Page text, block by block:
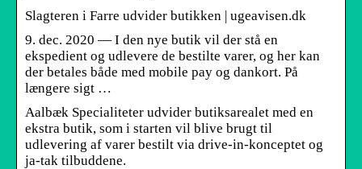
Slagteren i Farre udvider butikken | ugeavisen.dk
9. dec. 2020 — I den nye butik vil der stå en
ekspedient og udlevere de bestilte varer, og her kan
der betales både med mobile pay og dankort. På
længere sigt …
Aalbæk Specialiteter udvider butiksarealet med en
ekstra butik, som i starten vil blive brugt til
udlevering af varer bestilt via drive-in-konceptet og
ja-tak tilbuddene.